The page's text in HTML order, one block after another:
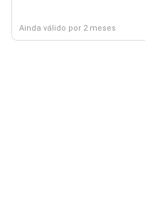
Ainda válido por 2 meses